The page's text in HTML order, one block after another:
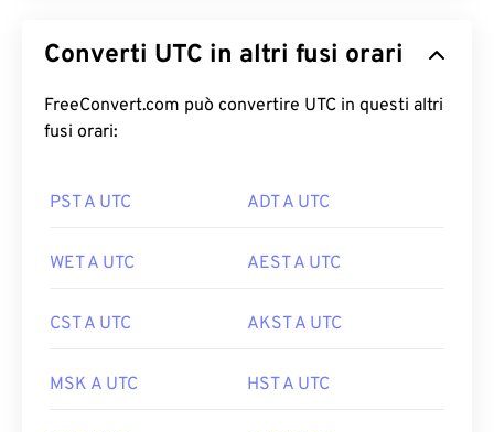
Converti UTC in altri fusi orari
FreeConvert.com può convertire UTC in questi altri
fusi orari:
PST A UTC ADT A UTC
WET A UTC AEST A UTC
CST A UTC AKST A UTC
MSK A UTC HST A UTC